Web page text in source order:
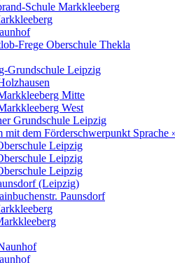
Schule Markkleeberg
Frege Oberschule Thekla
Grundschule Leipzig
Mitte
West
Grundschule Leipzig
mit dem Förderschwerpunkt
Leipzig
Leipzig
Leipzig
(Leipzig)
Paunsdorf